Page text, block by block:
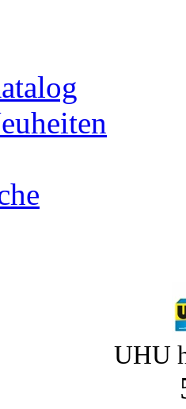
UHU